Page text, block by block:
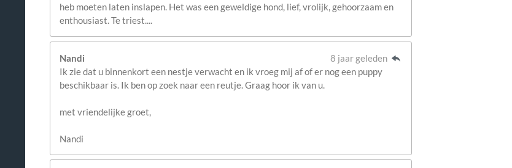
heb moeten laten inslapen. Het was een geweldige hond, lief, vrolijk, gehoorzaam en
enthousiast. Te triest....
Nandi
8 jaar geleden
Ik zie dat u binnenkort een nestje verwacht en ik vroeg mij af of er nog een puppy
beschikbaar is. Ik ben op zoek naar een reutje. Graag hoor ik van u.
met vriendelijke groet,
Nandi